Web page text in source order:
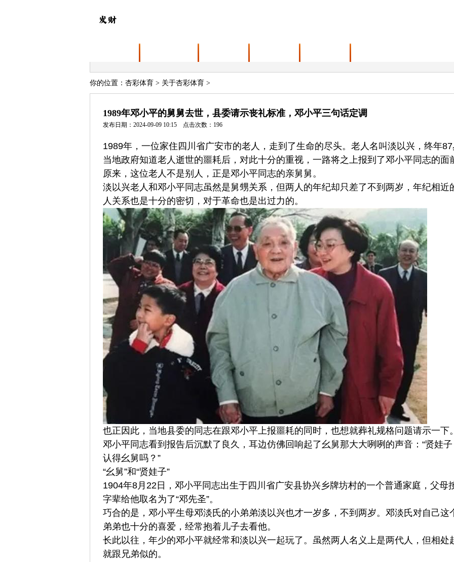
你的位置： 杏彩体育 > 关于杏彩体育 >
1989年邓小平的舅舅去世，县委请示丧礼标准，邓小平三句话定调
发布日期：2024-09-09 10:15 点击次数：196
1989年，一位家住四川省广安市的老人，走到了生命的尽头。老人名叫淡以兴，终年
当地政府知道老人逝世的噩耗后，对此十分的重视，一路将之上报到了邓小平同志的面
原来，这位老人不是别人，正是邓小平同志的亲舅舅。
淡以兴老人和邓小平同志虽然是舅甥关系，但两人的年纪却只差了不到两岁，年纪相近
人关系也是十分的密切，对于革命也是出过力的。
也正因此，当地县委的同志在跟邓小平上报噩耗的同时，也想就葬礼规格问题请示一下
邓小平同志看到报告后沉默了良久，耳边仿佛回响起了幺舅那大大咧咧的声音：“贤娃
认得幺舅吗？”
“幺舅”和“贤娃子”
1904年8月22日，邓小平同志出生于四川省广安县协兴乡牌坊村的一个普通家庭，父母
字辈给他取名为了“邓先圣”。
巧合的是，邓小平生母邓淡氏的小弟弟淡以兴也才一岁多，不到两岁。邓淡氏对自己这
弟弟也十分的喜爱，经常抱着儿子去看他。
长此以往，年少的邓小平就经常和淡以兴一起玩了。虽然两人名义上是两代人，但相处
就跟兄弟似的。